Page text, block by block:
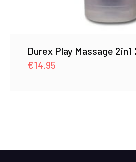
Durex Play Massage 2in1
€14.95